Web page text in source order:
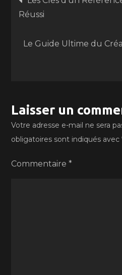
de
l’article
Réussi
Le Guide Ultime du
Laisser un
Votre adresse e-mail ne sera
obligatoires sont indiqués avec
Commentaire*